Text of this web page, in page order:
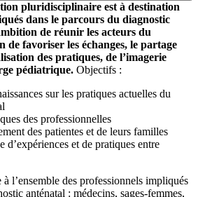
pluridisciplinaire est à destination
dans le parcours du diagnostic
de réunir les acteurs du
de favoriser les échanges, le partage
des pratiques, de l’imagerie
pédiatrique. Objectifs :
sur les pratiques actuelles du
des professionnelles
des patientes et de leurs familles
d’expériences et de pratiques entre
à l’ensemble des professionnels impliqués
anténatal : médecins, sages-femmes,